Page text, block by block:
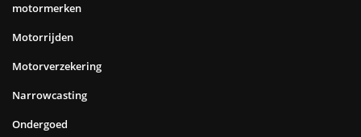
motormerken
Motorrijden
Motorverzekering
Narrowcasting
Ondergoed